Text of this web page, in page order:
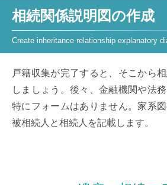
相続関係説明図の作成
戸籍収集が完了すると、そこから
しましょう。後々、金融機関や法
特にフォームはありません。家系図
被相続人と相続人を記載します。